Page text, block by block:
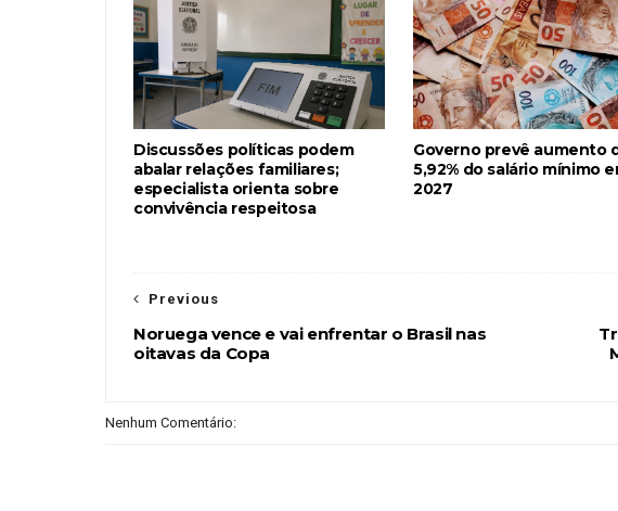
Discussões políticas podem
abalar relações familiares;
especialista orienta sobre
convivência respeitosa
Governo prevê aumento
5,92% do salário mínimo
2027
Previous
Noruega vence e vai enfrentar o Brasil nas
oitavas da Copa
Nenhum Comentário: